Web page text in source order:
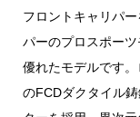
フロントキャリパ
パーのプロスポー
優れたモデルです
のFCDダクタイル